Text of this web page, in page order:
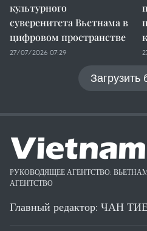
культурного
суверенитета Вьетнама в
цифровом пространстве
27/07/2026 07:29
Загрузить
РУКОВОДЯЩЕЕ АГЕНТСТВО:
АГЕНТСТВО
Главный редактор: ЧАН